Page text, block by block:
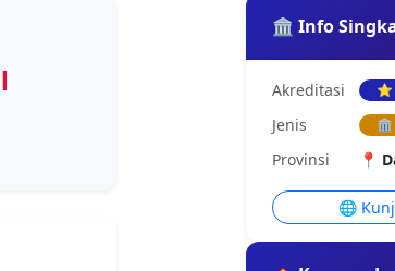
🏛️ Info
Akreditasi ⭐
Jenis 🏛️
Provinsi 📍
🌐